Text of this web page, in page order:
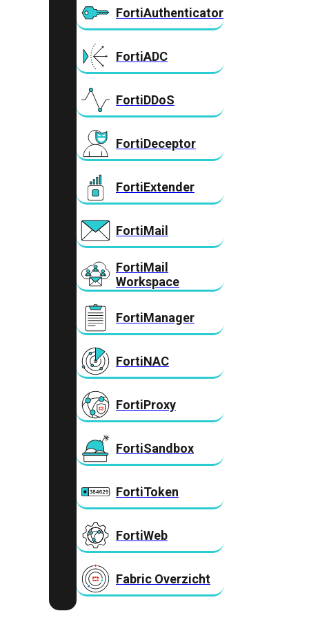
FortiAuthenticator
FortiADC
FortiDDoS
FortiDeceptor
FortiExtender
FortiMail
FortiMail
Workspace
FortiManager
FortiNAC
FortiProxy
FortiSandbox
FortiToken
FortiWeb
Fabric Overzicht